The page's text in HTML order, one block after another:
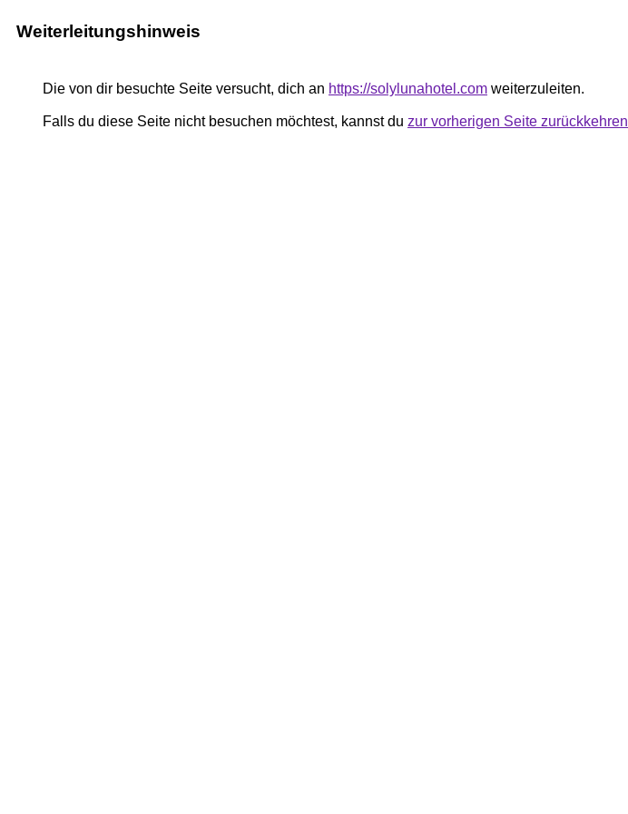
Weiterleitungshinweis
Die von dir besuchte Seite versucht, dich an https://solylunahotel.com weiterzuleiten.
Falls du diese Seite nicht besuchen möchtest, kannst du zur vorherigen Seite zurückkehren